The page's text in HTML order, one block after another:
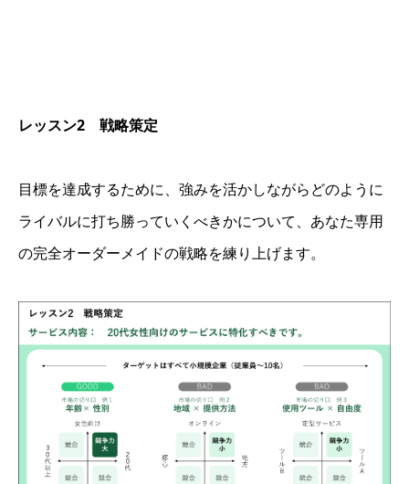
レッスン2 戦略策定
目標を達成するために、強みを活かしながらどのように
ライバルに打ち勝っていくべきかについて、あなた専用
の完全オーダーメイドの戦略を練り上げます。